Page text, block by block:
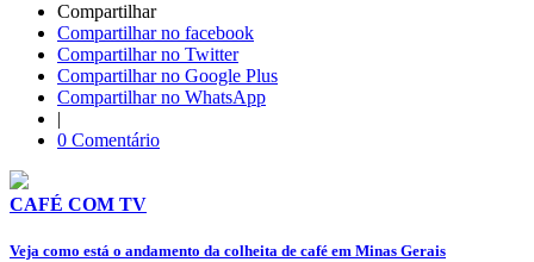
Compartilhar
Compartilhar no facebook
Compartilhar no Twitter
Compartilhar no Google Plus
Compartilhar no WhatsApp
|
0 Comentário
CAFÉ COM TV
Veja como está o andamento da colheita de café em Minas Gerais